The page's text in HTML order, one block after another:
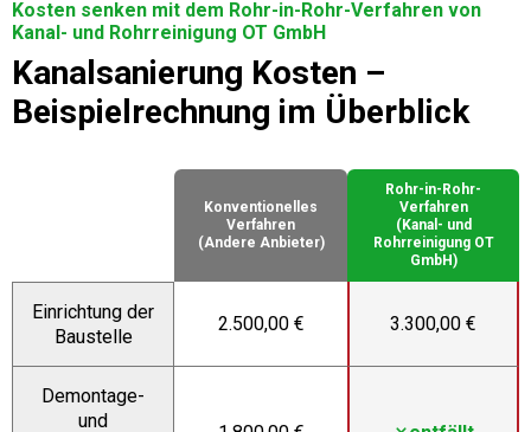
Kosten senken mit dem Rohr-in-Rohr-Verfahren von
Kanal- und Rohrreinigung OT GmbH
Kanalsanierung Kosten –
Beispielrechnung im Überblick
Konventionelles
Verfahren
(Andere Anbieter)
Rohr-in-Rohr-
Verfahren
(Kanal- und
Rohrreinigung OT
GmbH)
Einrichtung der
Baustelle
2.500,00 € 3.300,00 €
Demontage-
und